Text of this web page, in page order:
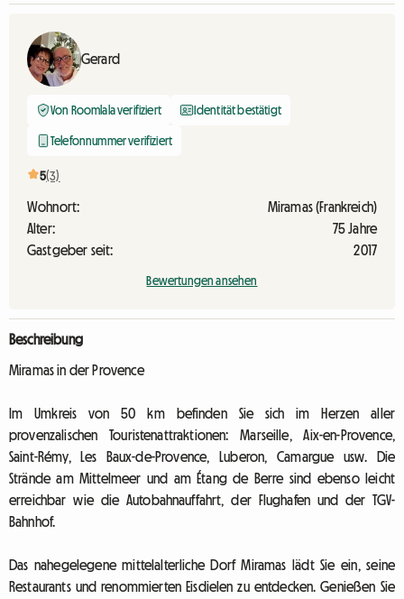
Gerard
Von Roomlala verifiziert Identität bestätigt
Telefonnummer verifiziert
5(3)
Wohnort:
Miramas (Frankreich)
Alter:
75 Jahre
Gastgeber seit:
2017
Bewertungen ansehen
Beschreibung
Miramas in der Provence
Im Umkreis von 50 km befinden Sie sich im Herzen aller
provenzalischen Touristenattraktionen: Marseille, Aix-en-Provence,
Saint-Rémy, Les Baux-de-Provence, Luberon, Camargue usw. Die
Strände am Mittelmeer und am Étang de Berre sind ebenso leicht
erreichbar wie die Autobahnauffahrt, der Flughafen und der TGV-
Bahnhof.
Das nahegelegene mittelalterliche Dorf Miramas lädt Sie ein, seine
Restaurants und renommierten Eisdielen zu entdecken. Genießen Sie